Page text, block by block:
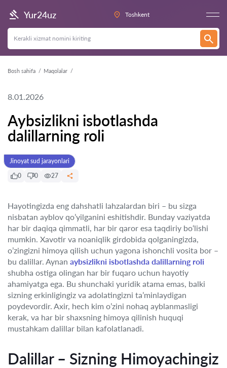
Yur24uz Toshkent
Bosh sahifa Maqolalar
8.01.2026
Aybsizlikni isbotlashda
dalillarning roli
Jinoyat sud jarayonlari
0
0 27
Hayotingizda eng dahshatli lahzalardan biri – bu sizga
nisbatan ayblov qo’yilganini eshitishdir. Bunday vaziyatda
har bir daqiqa qimmatli, har bir qaror esa taqdiriy bo‘lishi
mumkin. Xavotir va noaniqlik girdobida qolganingizda,
o’zingizni himoya qilish uchun yagona ishonchli vosita bor –
bu dalillar. Aynan aybsizlikni isbotlashda dalillarning roli
shubha ostiga olingan har bir fuqaro uchun hayotiy
ahamiyatga ega. Bu shunchaki yuridik atama emas, balki
sizning erkinligingiz va adolatingizni ta’minlaydigan
poydevordir. Axir, hech kim o’zini nohaq ayblanmasligi
kerak, va har bir shaxsning himoya qilinish huquqi
mustahkam dalillar bilan kafolatlanadi.
Dalillar – Sizning Himoyachingiz